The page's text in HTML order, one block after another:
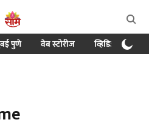
पुणे वेब स्टोरीज व्हिडिओ